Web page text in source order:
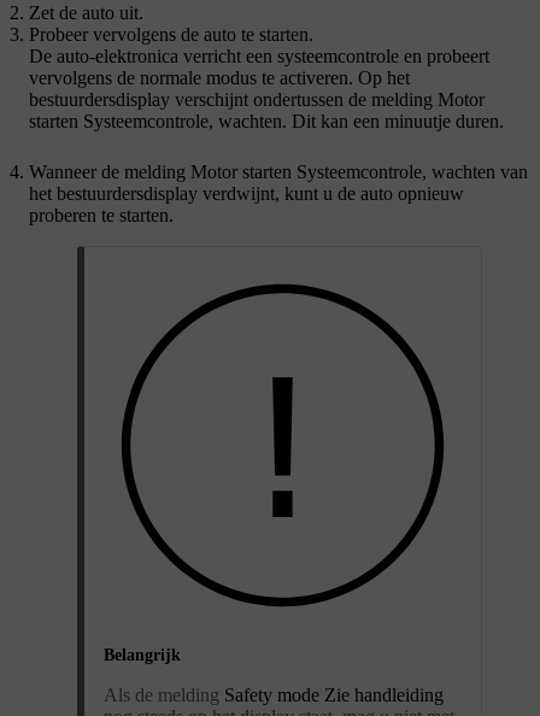
Zet de auto uit.
Probeer vervolgens de auto te starten.
De auto-elektronica verricht een systeemcontrole en probeert
vervolgens de normale modus te activeren. Op het
bestuurdersdisplay verschijnt ondertussen de melding Motor
starten Systeemcontrole, wachten. Dit kan een minuutje duren.
Wanneer de melding Motor starten Systeemcontrole, wachten van
het bestuurdersdisplay verdwijnt, kunt u de auto opnieuw
proberen te starten.
Belangrijk
Als de melding Safety mode Zie handleiding